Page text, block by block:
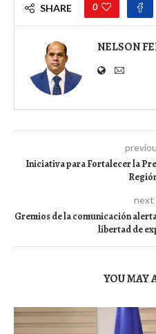
SHARE 0
NELSON
Iniciativa para Fortalecer la
next
Gremios de la comunicación
libertad de
YOU MAY